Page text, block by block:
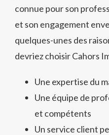
connue pour son
et son engagement
quelques-unes des
devriez choisir Cahors
Une expertise du
Une équipe de
et compétents
Un service client